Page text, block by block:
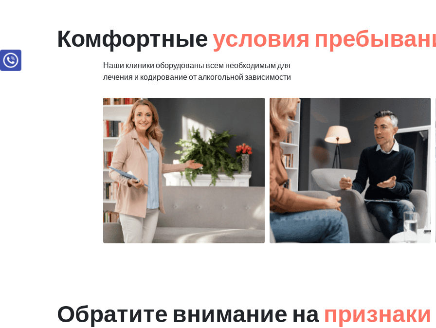
Комфортныеусловия
Наши клиники оборудованы всем необходимым для
лечения и кодирование от алкогольной зависимости
Обратите внимание на